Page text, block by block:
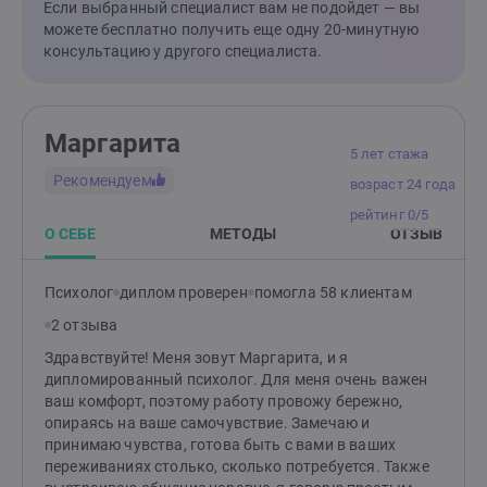
внутренние конфликты, защитные стратегии, а также
язык образов - сны, фантазии, ассоциации. Цель
метода усилить контакт с собой, вернуть ощущение
метод моей работы, в котором я постоянно
совершенствуюсь. Отдельно хочу выделить анализ
снов, где мы исследуем их содержание и ваши
реакции на них, ищем повторяющиеся темы и
возможные триггеры, учимся снижать тревожность,
связанную со сновидениями, и возвращать
ощущение контроля и спокойствия. Как я работаю:
(аудио/видео/текст). Если хотите записаться на 20-
минутную бесплатную встречу, напишите, что вас
беспокоит сейчас и как давно это длится.
Если выбранный специалист вам не подойдет — вы
можете бесплатно получить еще одну 20-минутную
консультацию у другого специалиста.
5 лет стажа
возраст 24 года
рейтинг 0/5
Маргарита
Рекомендуем
О СЕБЕ МЕТОДЫ ОТЗЫВ
Психолог диплом проверен помогла 58 клиентам
2 отзыва
Здравствуйте! Меня зовут Маргарита, и я
дипломированный психолог. Для меня очень важен
ваш комфорт, поэтому работу провожу бережно,
опираясь на ваше самочувствие. Замечаю и
принимаю чувства, готова быть с вами в ваших
переживаниях столько, сколько потребуется. Также